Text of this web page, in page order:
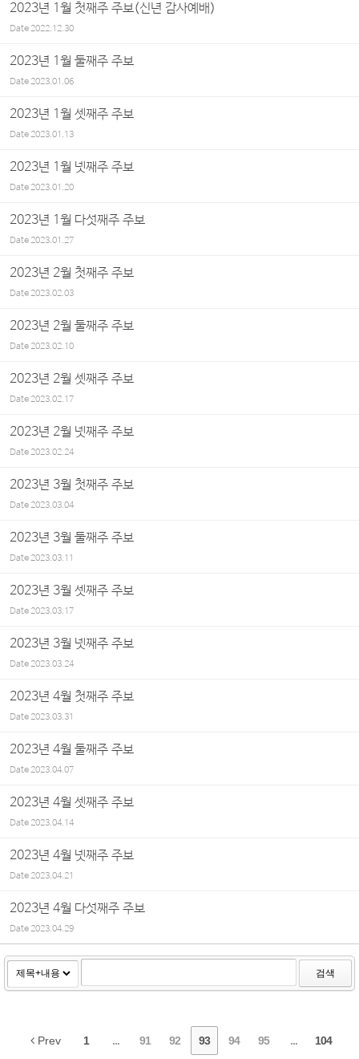
2023년 1월 첫째주 주보(신년 감사예배)
Date2022.12.30
2023년 1월 둘째주 주보
Date2023.01.06
2023년 1월 셋째주 주보
Date2023.01.13
2023년 1월 넷째주 주보
Date2023.01.20
2023년 1월 다섯째주 주보
Date2023.01.27
2023년 2월 첫째주 주보
Date2023.02.03
2023년 2월 둘째주 주보
Date2023.02.10
2023년 2월 셋째주 주보
Date2023.02.17
2023년 2월 넷째주 주보
Date2023.02.24
2023년 3월 첫째주 주보
Date2023.03.04
2023년 3월 둘째주 주보
Date2023.03.11
2023년 3월 셋째주 주보
Date2023.03.17
2023년 3월 넷째주 주보
Date2023.03.24
2023년 4월 첫째주 주보
Date2023.03.31
2023년 4월 둘째주 주보
Date2023.04.07
2023년 4월 셋째주 주보
Date2023.04.14
2023년 4월 넷째주 주보
Date2023.04.21
2023년 4월 다섯째주 주보
Date2023.04.29
검색
Prev 1 ... 91 92 93 94 95 ... 104